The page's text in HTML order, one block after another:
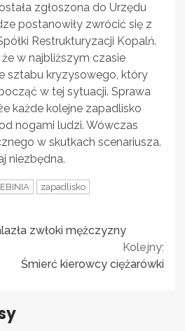
zgłoszona do Urzędu
postanowiły zwrócić się z
Restrukturyzacji Kopalń.
w najbliższym czasie
sztabu kryzysowego, który
w tej sytuacji. Sprawa
każde kolejne zapadlisko
nogami ludzi. Wówczas
w skutkach scenariusza.
niezbędna.
zapadlisko
zwłoki mężczyzny
Kolejny:
Śmierć kierowcy ciężarówki